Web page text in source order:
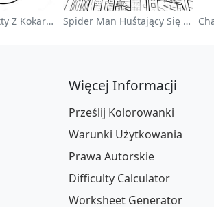
Urocza Hello Kitty Z Kokardką - Kolorowanka Spider Man Huśtający Się Przez Miasto - Kolorowanka
Więcej Informacji
Prześlij Kolorowanki
Warunki Użytkowania
Prawa Autorskie
Difficulty Calculator
Worksheet Generator